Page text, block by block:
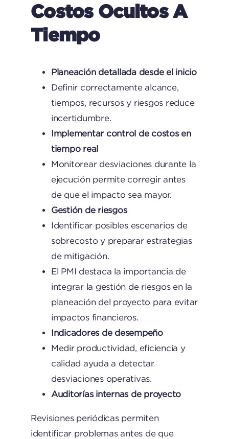
Costos Ocultos A
Tiempo
Planeación detallada desde el inicio
Definir correctamente alcance,
tiempos, recursos y riesgos reduce
incertidumbre.
Implementar control de costos en
tiempo real
Monitorear desviaciones durante la
ejecución permite corregir antes
de que el impacto sea mayor.
Gestión de riesgos
Identificar posibles escenarios de
sobrecosto y preparar estrategias
de mitigación.
El PMI destaca la importancia de
integrar la gestión de riesgos en la
planeación del proyecto para evitar
impactos financieros.
Indicadores de desempeño
Medir productividad, eficiencia y
calidad ayuda a detectar
desviaciones operativas.
Auditorías internas de proyecto
Revisiones periódicas permiten
identificar problemas antes de que